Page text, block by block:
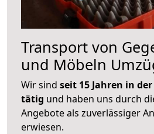
Transport von
und Möbeln
Wir sind seit 15 Jahren in
tätig und haben uns durch
Angebote als zuverlässiger
erwiesen.